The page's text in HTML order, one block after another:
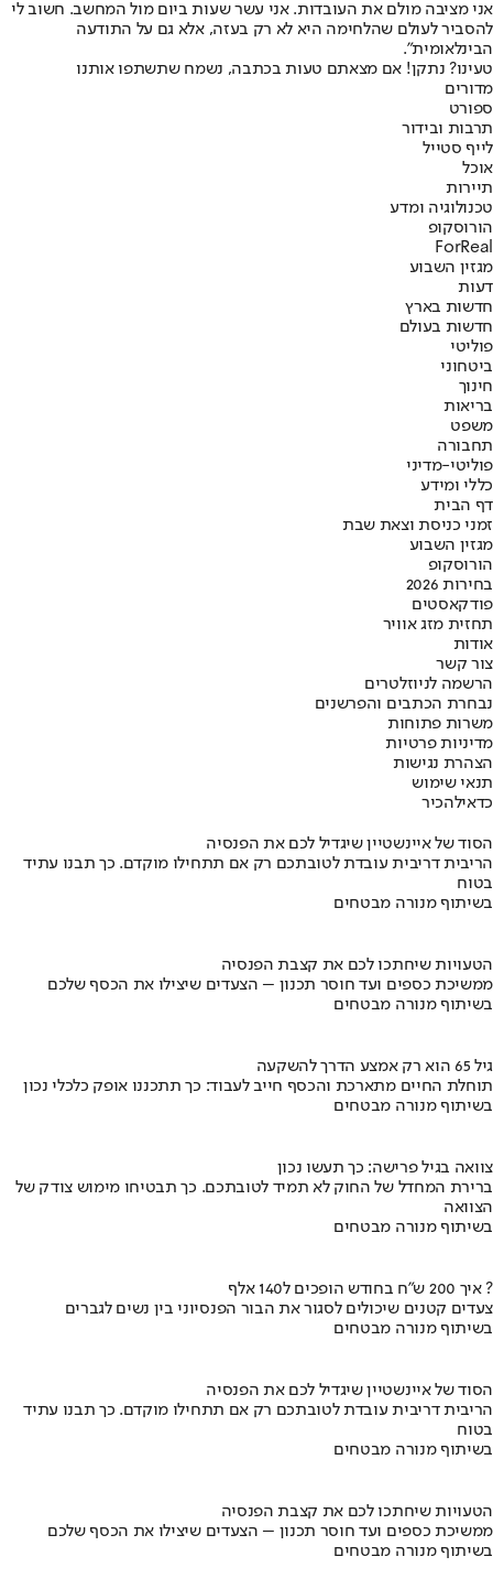
אני מציבה מולם את העובדות. אני עשר שעות ביום מול המחשב. חשוב לי
להסביר לעולם שהלחימה היא לא רק בעזה, אלא גם על התודעה
הבינלאומית".
טעינו? נתקן! אם מצאתם טעות בכתבה, נשמח שתשתפו אותנו
מדורים
ספורט
תרבות ובידור
לייף סטייל
אוכל
תיירות
טכנולוגיה ומדע
הורוסקופ
ForReal
מגזין השבוע
דעות
חדשות בארץ
חדשות בעולם
פוליטי
ביטחוני
חינוך
בריאות
משפט
תחבורה
פוליטי-מדיני
כללי ומידע
דף הבית
זמני כניסת וצאת שבת
מגזין השבוע
הורוסקופ
בחירות 2026
פודקאסטים
תחזית מזג אוויר
אודות
צור קשר
הרשמה לניוזלטרים
נבחרת הכתבים והפרשנים
משרות פתוחות
מדיניות פרטיות
הצהרת נגישות
תנאי שימוש
כדאילהכיר
הסוד של איינשטיין שיגדיל לכם את הפנסיה
הריבית דריבית עובדת לטובתכם רק אם תתחילו מוקדם. כך תבנו עתיד
בטוח
בשיתוף מנורה מבטחים
הטעויות שיחתכו לכם את קצבת הפנסיה
ממשיכת כספים ועד חוסר תכנון – הצעדים שיצילו את הכסף שלכם
בשיתוף מנורה מבטחים
גיל 65 הוא רק אמצע הדרך להשקעה
תוחלת החיים מתארכת והכסף חייב לעבוד: כך תתכננו אופק כלכלי נכון
בשיתוף מנורה מבטחים
צוואה בגיל פרישה: כך תעשו נכון
ברירת המחדל של החוק לא תמיד לטובתכם. כך תבטיחו מימוש צודק של
הצוואה
בשיתוף מנורה מבטחים
איך 200 ש"ח בחודש הופכים ל140 אלף ?
צעדים קטנים שיכולים לסגור את הבור הפנסיוני בין נשים לגברים
בשיתוף מנורה מבטחים
הסוד של איינשטיין שיגדיל לכם את הפנסיה
הריבית דריבית עובדת לטובתכם רק אם תתחילו מוקדם. כך תבנו עתיד
בטוח
בשיתוף מנורה מבטחים
הטעויות שיחתכו לכם את קצבת הפנסיה
ממשיכת כספים ועד חוסר תכנון – הצעדים שיצילו את הכסף שלכם
בשיתוף מנורה מבטחים